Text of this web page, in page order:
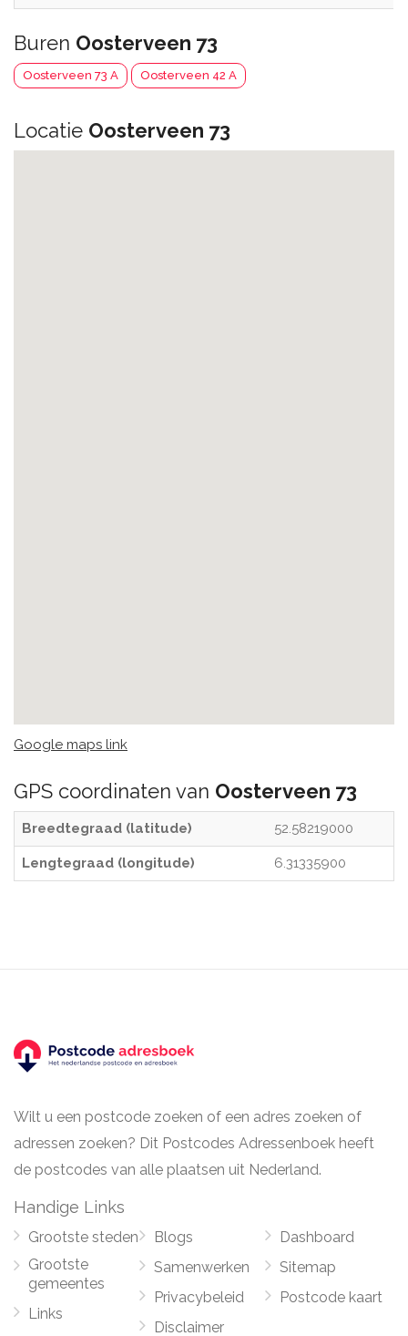
Buren Oosterveen 73
Oosterveen 73 A Oosterveen 42 A
Locatie Oosterveen 73
Google maps link
GPS coordinaten van Oosterveen 73
Breedtegraad (latitude) 52.58219000
Lengtegraad (longitude) 6.31335900
Wilt u een postcode zoeken of een adres zoeken of
adressen zoeken? Dit Postcodes Adressenboek heeft
de postcodes van alle plaatsen uit Nederland.
Handige Links
Grootste steden
Grootste
gemeentes
Links
Blogs
Samenwerken
Privacybeleid
Disclaimer
Dashboard
Sitemap
Postcode kaart